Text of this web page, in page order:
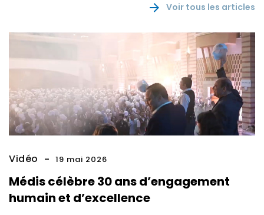
Voir tous les articles
Vidéo 19 mai 2026
Médis célèbre 30 ans d’engagement
humain et d’excellence